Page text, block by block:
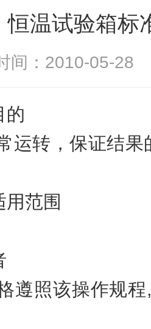
恒温试验箱标
间：2010-05-
的
运转，保证结
用范围
遵照该操作规程